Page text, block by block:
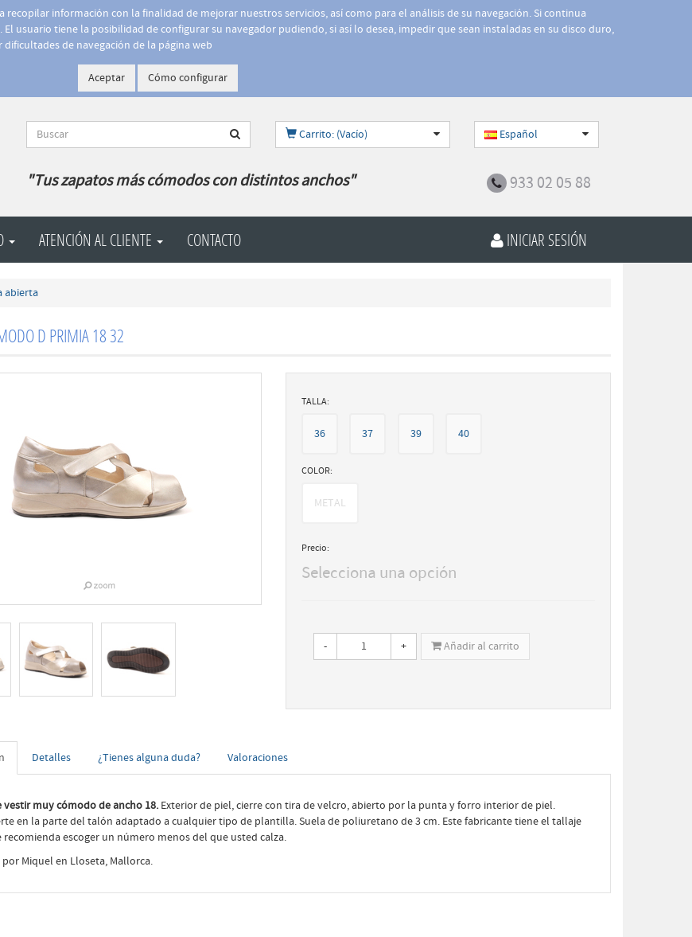
información con la finalidad de mejorar nuestros servicios, así como para el análisis de su navegación. Si continua
usuario tiene la posibilidad de configurar su navegador pudiendo, si así lo desea, impedir que sean instaladas en su disco duro,
de navegación de la página web
Aceptar Cómo configurar
Carrito: (Vacío) Español
"Tus zapatos más cómodos con distintos anchos" 933 02 05 88
ATENCIÓN AL CLIENTE CONTACTO INICIAR SESIÓN
abierta
D PRIMIA 18 32
TALLA:
36 37 39 40
COLOR:
METAL
Precio:
Selecciona una opción
- + Añadir al carrito
Detalles ¿Tienes alguna duda? Valoraciones
vestir muy cómodo de ancho 18.Exterior de piel, cierre con tira de velcro, abierto por la punta y forro interior de piel.
en la parte del talón adaptado a cualquier tipo de plantilla. Suela de poliuretano de 3 cm. Este fabricante tiene el tallaje
recomienda escoger un número menos del que usted calza.
por Miquel en Lloseta, Mallorca.